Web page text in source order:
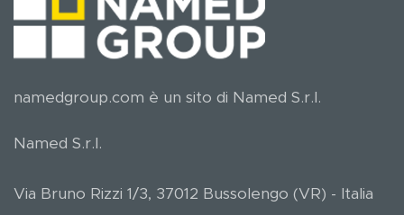
namedgroup.com è un sito di Named S.r.l.
Named S.r.l.
Via Bruno Rizzi 1/3, 37012 Bussolengo (VR) - Italia